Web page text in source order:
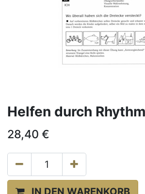
Helfen durch
28,40 €
IN DEN WARENKORB